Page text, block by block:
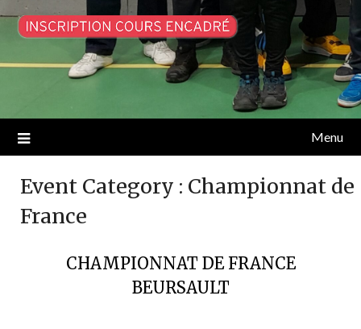
Menu
Event Category : Championnat de
France
CHAMPIONNAT DE FRANCE
BEURSAULT